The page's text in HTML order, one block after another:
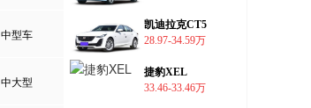
中型车
中大型
凯迪拉克CT5
28.97-34.59万
捷豹XEL
33.46-33.46万